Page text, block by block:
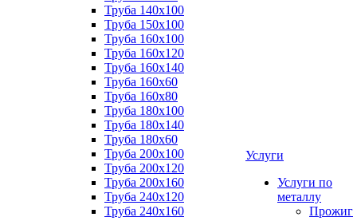
Труба 140x100
Труба 150x100
Труба 160x100
Труба 160x120
Труба 160x140
Труба 160x60
Труба 160x80
Труба 180x100
Труба 180x140
Труба 180x60
Труба 200x100
Труба 200x120
Труба 200x160
Труба 240x120
Труба 240x160
Услуги
Услуги по
металлу
Прожиг